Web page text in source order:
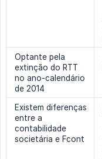
Optante pela
extinção do RTT
no ano-calendário
de 2014
Existem diferenças
entre a
contabilidade
societária e Fcont